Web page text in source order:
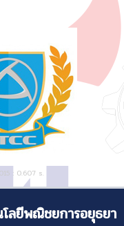
: 0.607 s.
โลยีพณิชยการอยุธยา